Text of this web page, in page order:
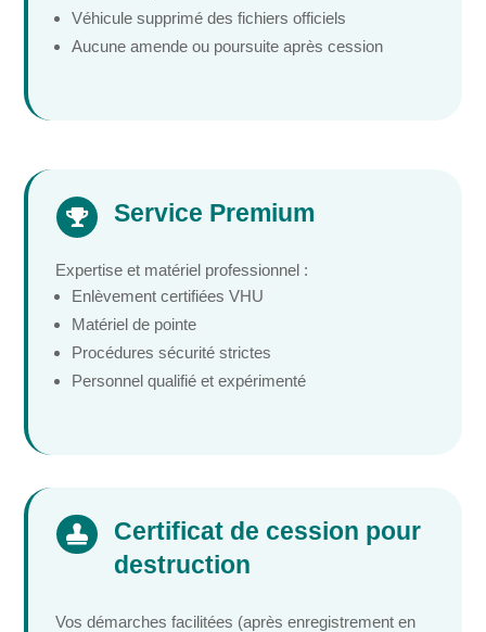
Véhicule supprimé des fichiers officiels
Aucune amende ou poursuite après cession
 Service Premium
Expertise et matériel professionnel :
Enlèvement certifiées VHU
Matériel de pointe
Procédures sécurité strictes
Personnel qualifié et expérimenté

Certificat de cession pour
destruction
Vos démarches facilitées (après enregistrement en